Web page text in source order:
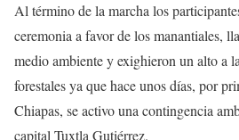
Al término de la marcha los
ceremonia a favor de los manantiales,
medio ambiente y exighieron un alto a
forestales ya que hace unos días, por
Chiapas, se activo una contingencia
capital Tuxtla Gutiérrez.